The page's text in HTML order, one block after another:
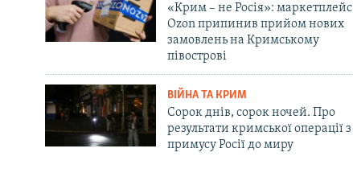
«Крим – не Росія»: маркетплейс
Ozon припинив прийом нових
замовлень на Кримському
півострові
ВІЙНА ТА КРИМ
Сорок днів, сорок ночей. Про
результати кримської операції з
примусу Росії до миру